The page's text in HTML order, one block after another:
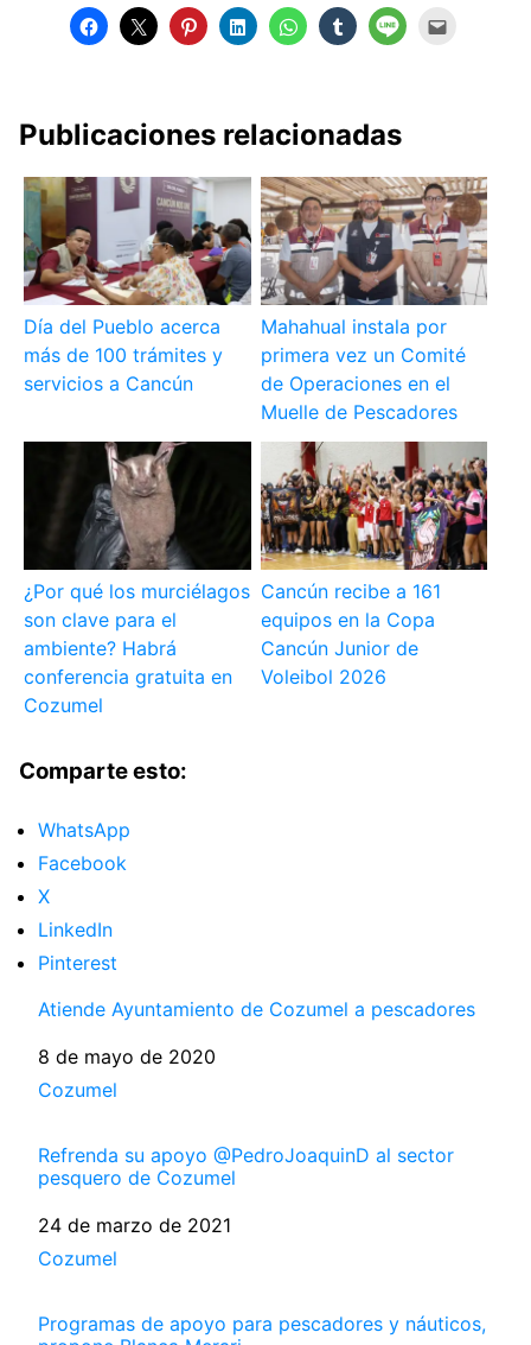
Publicaciones relacionadas
Día del Pueblo acerca
más de 100 trámites y
servicios a Cancún
Mahahual instala por
primera vez un Comité
de Operaciones en el
Muelle de Pescadores
¿Por qué los murciélagos
son clave para el
ambiente? Habrá
conferencia gratuita en
Cozumel
Cancún recibe a 161
equipos en la Copa
Cancún Junior de
Voleibol 2026
Comparte esto:
WhatsApp
Facebook
X
LinkedIn
Pinterest
Atiende Ayuntamiento de Cozumel a pescadores
Fecha
8 de mayo de 2020
Respecto a
Cozumel
Refrenda su apoyo @PedroJoaquinD al sector
pesquero de Cozumel
Fecha
24 de marzo de 2021
Respecto a
Cozumel
Programas de apoyo para pescadores y náuticos,